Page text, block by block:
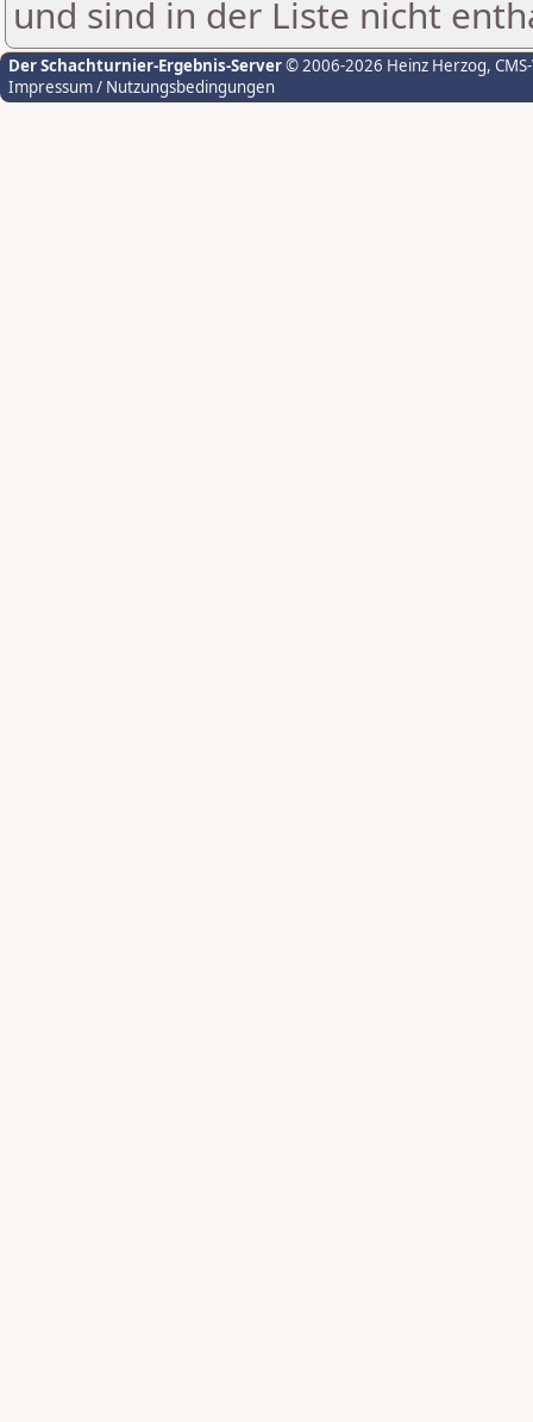
und sind in der Liste nicht
Der Schachturnier-Ergebnis-Server© 2006-2026 Heinz Herzog,
Impressum / Nutzungsbedingungen